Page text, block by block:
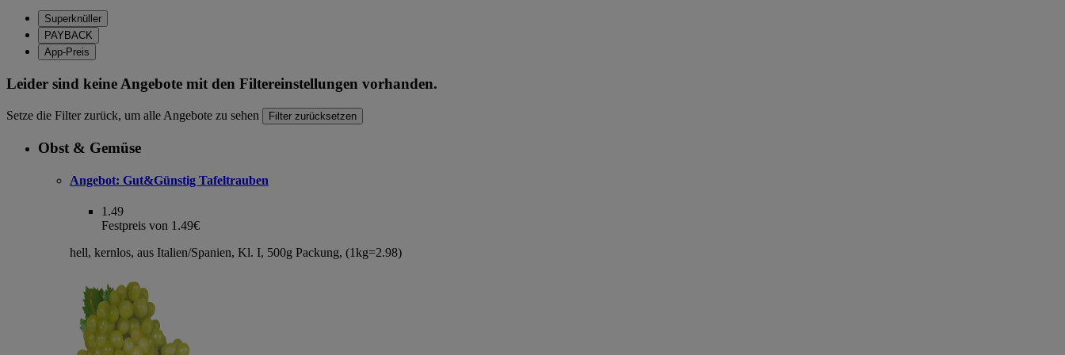
Superknüller
PAYBACK
App-Preis
Leider sind keine Angebote mit den Filtereinstellungen vorhanden.
Setze die Filter zurück, um alle Angebote zu sehen Filter zurücksetzen
Obst & Gemüse
Angebot: Gut&Günstig Tafeltrauben
1.49
Festpreis von 1.49€
hell, kernlos, aus Italien/Spanien, Kl. I, 500g Packung, (1kg=2.98)